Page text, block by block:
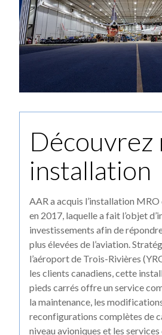
installation
AAR a acquis l’installation
en 2017, laquelle a fait l’objet
investissements afin de
plus élevées de l’aviation.
l’aéroport de Trois-Rivières
les clients canadiens, cette
pieds carrés offre un service
la maintenance, les
reconfigurations complètes de
niveau avioniques et les services